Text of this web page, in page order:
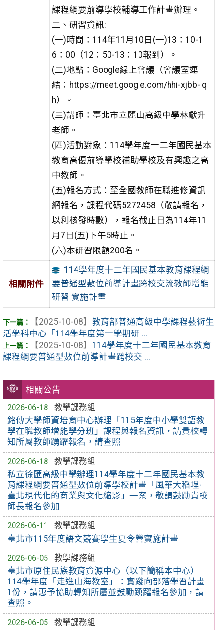
相關公告
2026-06-18
教學課務組
銘傳大學師資培育中心辦理「115年度中小學雙語教
學在職教師增能學分班」課程與報名資訊，請貴校轉
知所屬教師踴躍報名，請查照
2026-06-18
教學課務組
私立徐匯高級中學辦理114學年度十二年國民基本教
育課程綱要普通型數位前導學校計畫「風華大稻埕-
臺北現代化的商業與文化縮影」一案，敬請鼓勵貴校
師長報名參加
2026-06-11
教學課務組
臺北市115年度語文競賽學生夏令營實施計畫
2026-06-05
教學課務組
臺北市原住民族教育資源中心（以下簡稱本中心）
114學年度「走進山海教室」：實踐向部落學習計畫
1份，請惠予協助轉知所屬並鼓勵踴躍報名參加，請
查照。
2026-06-05
教學課務組
課程綱要前導學校輔導工作計畫辦理。
二、研習資訊:
(一)時間：114年11月10日(一)13：10-1
6：00（12：50-13：10報到）。
(二)地點：Google線上會議（會議室連
結：https://meet.google.com/hhi-xjbb-iq
h）。
(三)講師：臺北市立麗山高級中學林獻升
老師。
(四)活動對象：114學年度十二年國民基本
教育高優前導學校補助學校及有興趣之高
中教師。
(五)報名方式：至全國教師在職進修資訊
網報名，課程代碼5272458（敬請報名，
以利核發時數），報名截止日為114年11
月7日(五)下午5時止。
(六)本研習限額200名。
相關附件
114學年度十二年國民基本教育課程綱
要普通型數位前導計畫跨校交流教師增能
研習 實施計畫
【2025-10-08】 教育部普通高級中學課程藝術生
活學科中心「114學年度第一學期研 ...
【2025-10-08】 114學年度十二年國民基本教育
課程綱要普通型數位前導計畫跨校交 ...